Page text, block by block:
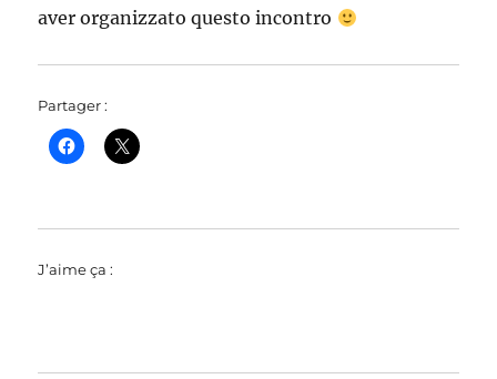
aver organizzato questo incontro
Partager :
J’aime ça :